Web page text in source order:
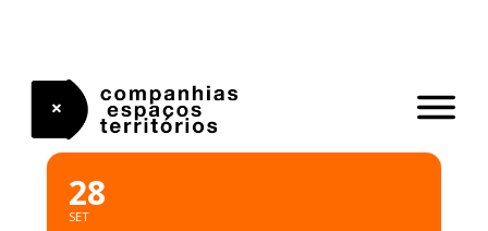
SETEMBRO, 2025
28
SET